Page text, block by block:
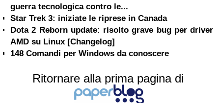
guerra tecnologica contro le...
Star Trek 3: iniziate le riprese in Canada
Dota 2 Reborn update: risolto grave bug per driver
AMD su Linux [Changelog]
148 Comandi per Windows da conoscere
Ritornare alla prima pagina di